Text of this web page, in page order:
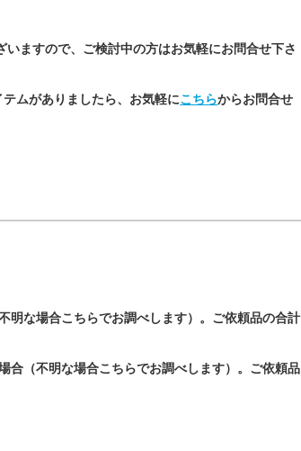
ますので、ご検討中の方はお気軽にお問合せ下さ
ムがありましたら、お気軽にこちらからお問合せ
明な場合こちらでお調べします）。ご依頼品の合計
合（不明な場合こちらでお調べします）。ご依頼品